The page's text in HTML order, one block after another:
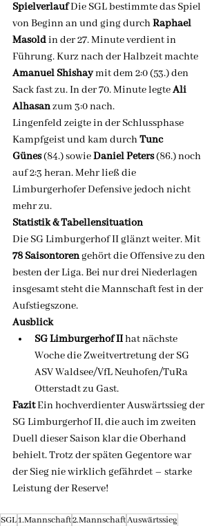
Spielverlauf Die SGL bestimmte das Spiel
von Beginn an und ging durch Raphael
Masold in der 27. Minute verdient in
Führung. Kurz nach der Halbzeit machte
Amanuel Shishay mit dem 2:0 (53.) den
Sack fast zu. In der 70. Minute legte Ali
Alhasan zum 3:0 nach.
Lingenfeld zeigte in der Schlussphase
Kampfgeist und kam durch Tunc
Günes (84.) sowie Daniel Peters (86.) noch
auf 2:3 heran. Mehr ließ die
Limburgerhofer Defensive jedoch nicht
mehr zu.
Statistik & Tabellensituation
Die SG Limburgerhof II glänzt weiter. Mit
78 Saisontoren gehört die Offensive zu den
besten der Liga. Bei nur drei Niederlagen
insgesamt steht die Mannschaft fest in der
Aufstiegszone.
Ausblick
SG Limburgerhof II hat nächste
Woche die Zweitvertretung der SG
ASV Waldsee/VfL Neuhofen/TuRa
Otterstadt zu Gast.
Fazit Ein hochverdienter Auswärtssieg der
SG Limburgerhof II, die auch im zweiten
Duell dieser Saison klar die Oberhand
behielt. Trotz der späten Gegentore war
der Sieg nie wirklich gefährdet – starke
Leistung der Reserve!
SGL1.Mannschaft2.MannschaftAuswärtssieg